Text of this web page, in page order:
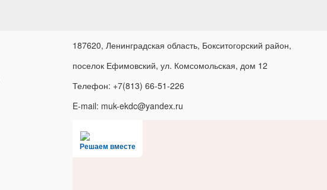
187620, Ленинградская область, Бокситогорский район,
поселок Ефимовский, ул. Комсомольская, дом 12
Телефон: +7(813) 66-51-226
E-mail: muk-ekdc@yandex.ru
Решаем вместе